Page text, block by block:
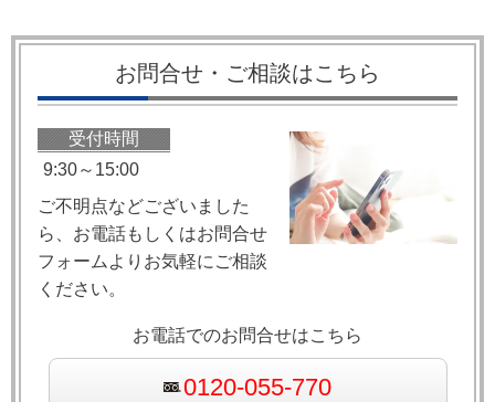
お問合せ・ご相談はこちら
受付時間
9:30～15:00
ご不明点などございました
ら、お電話もしくはお問合せ
フォームよりお気軽にご相談
ください。
お電話でのお問合せはこちら
0120-055-770